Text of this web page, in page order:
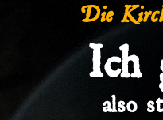
Die
Ich
also